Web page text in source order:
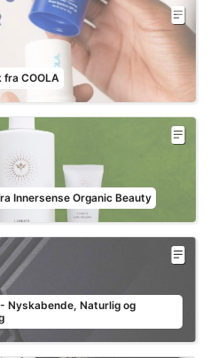
fra COOLA
Innersense Organic Beauty
Nyskabende, Naturlig og